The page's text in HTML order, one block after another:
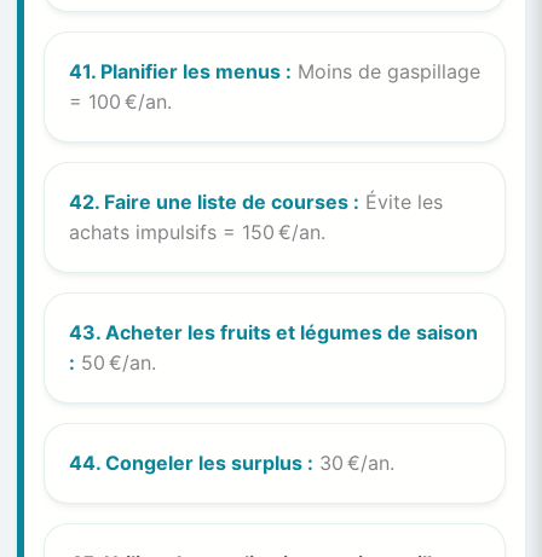
41. Planifier les menus : Moins de gaspillage
= 100 €/an.
42. Faire une liste de courses : Évite les
achats impulsifs = 150 €/an.
43. Acheter les fruits et légumes de saison
: 50 €/an.
44. Congeler les surplus : 30 €/an.